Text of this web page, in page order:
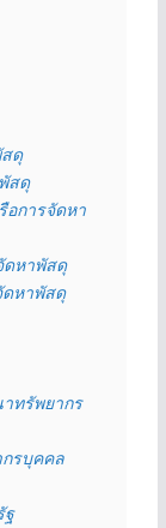
ดุ
สดุ
อการจัดหา
ดหาพัสดุ
ดหาพัสดุ
ทรัพยากร
รบุคคล
ฐ